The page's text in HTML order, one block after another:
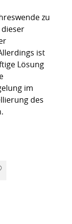
zu
ist
Lösung
im
des